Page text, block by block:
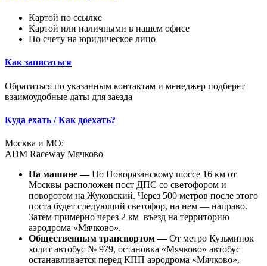
Картой по ссылке
Картой или наличными в нашем офисе
По счету на юридическое лицо
Как записаться
Обратиться по указанным контактам и менеджер подберет
взаимоудобные даты для заезда
Куда ехать / Как доехать?
Москва и МО:
ADM Raceway Мячково
На машине —По Новорязанскому шоссе 16 км от
Москвы расположен пост ДПС со светофором и
поворотом на Жуковский. Через 500 метров после этого
поста будет следующий светофор, на нем — направо.
Затем примерно через 2 км въезд на территорию
аэродрома «Мячково».
Общественным транспортом —От метро Кузьминок
ходит автобус № 979, остановка «Мячково» автобус
останавливается перед КПП аэродрома «Мячково».